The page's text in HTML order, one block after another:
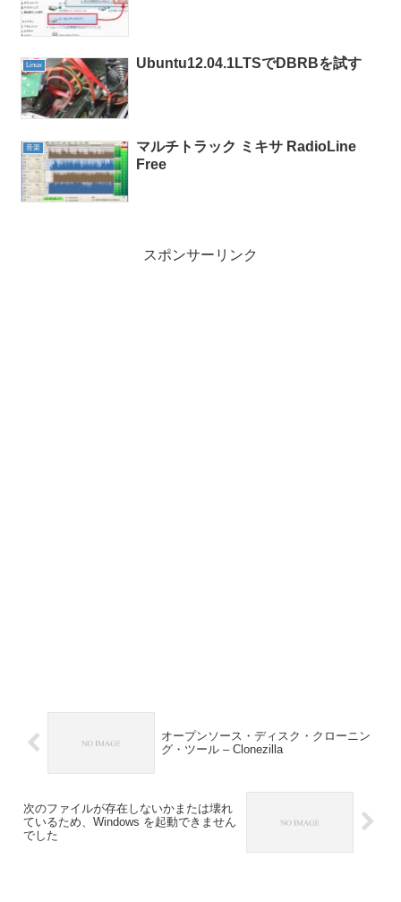
Linux Ubuntu12.04.1LTSでDBRBを試す
音楽
マルチトラック ミキサ RadioLine
Free
スポンサーリンク
オープンソース・ディスク・クローニン
グ・ツール – Clonezilla
次のファイルが存在しないかまたは壊れ
ているため、Windows を起動できません
でした